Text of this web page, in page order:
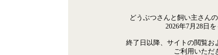
どうぶつさんと飼い主さん
2026年7月28日
終了日以降、サイトの閲覧お
ご利用いただ